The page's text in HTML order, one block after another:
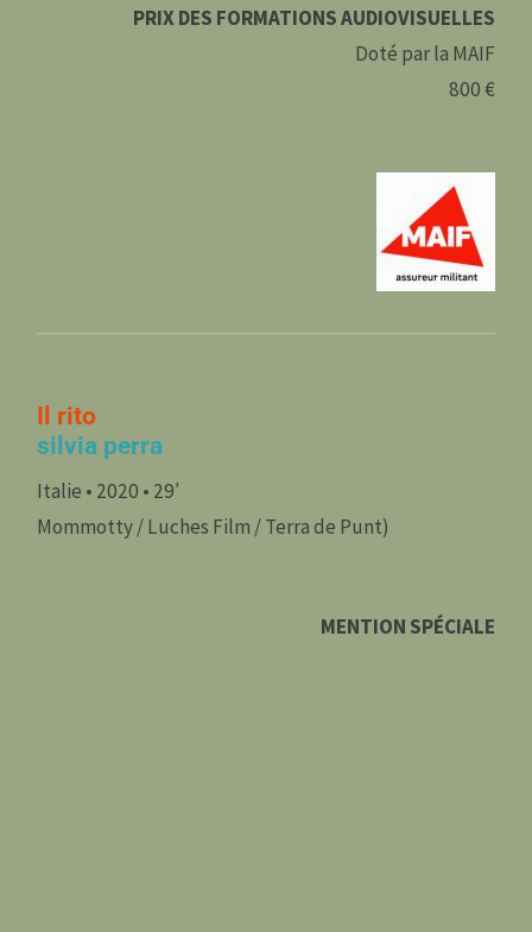
PRIX DES FORMATIONS AUDIOVISUELLES
Doté par la MAIF
800 €
Il rito
silvia perra
Italie • 2020 • 29′
Mommotty / Luches Film / Terra de Punt)
MENTION SPÉCIALE